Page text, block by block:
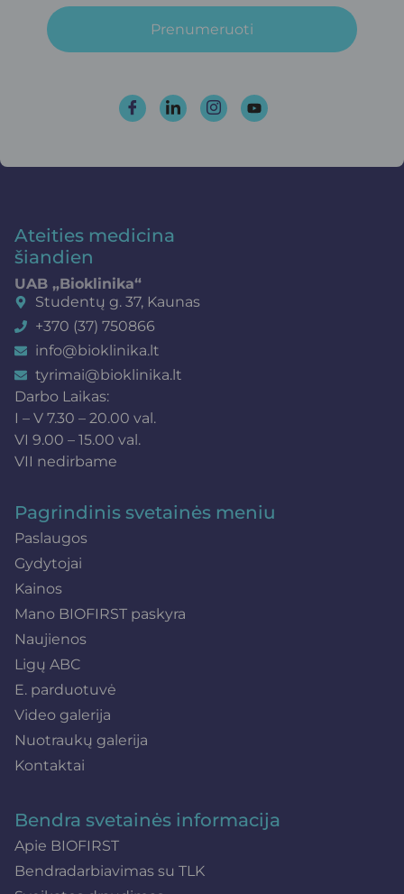
Prenumeruoti
Ateities medicina
šiandien
UAB „Bioklinika“
Studentų g. 37, Kaunas
+370 (37) 750866
info@bioklinika.lt
tyrimai@bioklinika.lt
Darbo Laikas:
I – V 7.30 – 20.00 val.
VI 9.00 – 15.00 val.
VII nedirbame
Pagrindinis svetainės meniu
Paslaugos
Gydytojai
Kainos
Mano BIOFIRST paskyra
Naujienos
Ligų ABC
E. parduotuvė
Video galerija
Nuotraukų galerija
Kontaktai
Bendra svetainės informacija
Apie BIOFIRST
Bendradarbiavimas su TLK